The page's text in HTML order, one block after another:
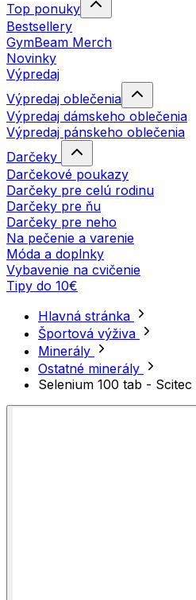
Top ponuky
Bestsellery
GymBeam Merch
Novinky
Výpredaj
Výpredaj oblečenia
Výpredaj dámskeho oblečenia
Výpredaj pánskeho oblečenia
Darčeky
Darčekové poukazy
Darčeky pre celú rodinu
Darčeky pre ňu
Darčeky pre neho
Na pečenie a varenie
Móda a doplnky
Vybavenie na cvičenie
Tipy do 10€
Hlavná stránka
Športová výživa
Minerály
Ostatné minerály
Selenium 100 tab -